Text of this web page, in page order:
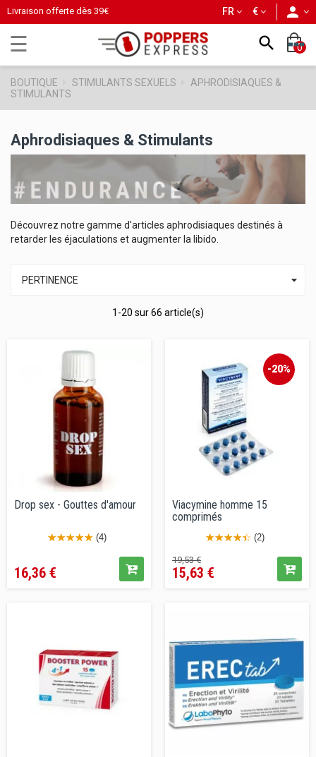
Livraison offerte dès 39€ €
FR
Basculer
la
navigation
☰  0
BOUTIQUE STIMULANTS SEXUELS
APHRODISIAQUES &
STIMULANTS
Aphrodisiaques & Stimulants
Découvrez notre gamme d'articles aphrodisiaques destinés à
retarder les éjaculations et augmenter la libido.
PERTINENCE 
1-20 sur 66 article(s)
Drop sex - Gouttes d'amour
(4)
16,36 €
-20%
Viacymine homme 15
comprimés
(2)
Prix
de
19,53 €Prix
15,63 €